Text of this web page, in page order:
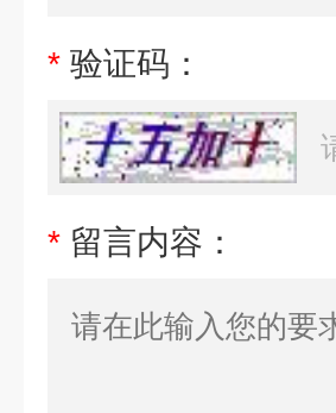
* 验证码：
* 留言内容：